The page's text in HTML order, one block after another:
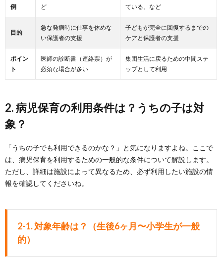
例
ど
ている、など
目的
急な発病時に仕事を休めな
い保護者の支援
子どもが完全に回復するまでの
ケアと保護者の支援
ポイン
ト
医師の診断書（連絡票）が
必須な場合が多い
集団生活に戻るための中間ステ
ップとして利用
2. 病児保育の利用条件は？うちの子は対
象？
「うちの子でも利用できるのかな？」と気になりますよね。ここで
は、病児保育を利用するための一般的な条件について解説します。
ただし、詳細は施設によって異なるため、必ず利用したい施設の情
報を確認してくださいね。
2-1. 対象年齢は？（生後6ヶ月〜小学生が一般
的）